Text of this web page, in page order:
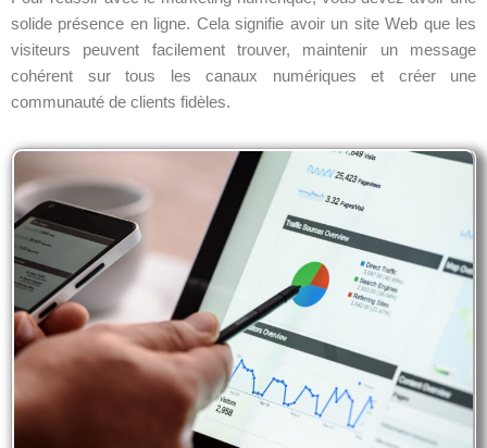
solide présence en ligne. Cela signifie avoir un site Web que les
visiteurs peuvent facilement trouver, maintenir un message
cohérent sur tous les canaux numériques et créer une
communauté de clients fidèles.